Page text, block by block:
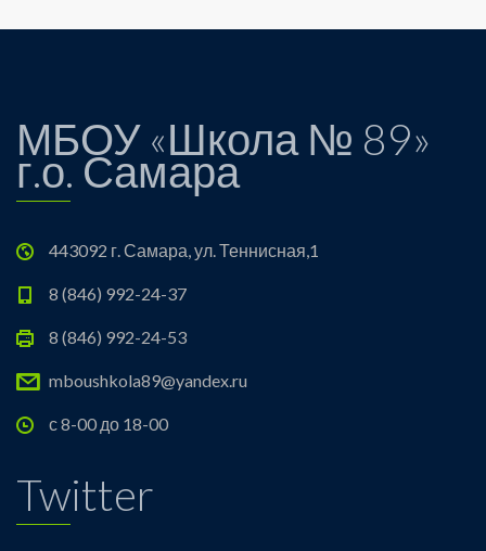
МБОУ «Школа № 89»
г.о. Самара
443092 г. Самара, ул. Теннисная,1
8 (846) 992-24-37
8 (846) 992-24-53
mboushkola89@yandex.ru
с 8-00 до 18-00
Twitter